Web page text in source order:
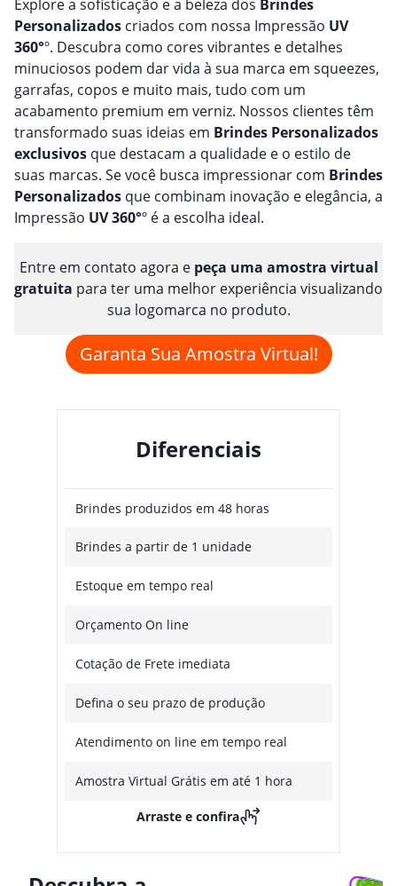
Explore a sofisticação e a beleza dos Brindes
Personalizados criados com nossa Impressão UV
360°º. Descubra como cores vibrantes e detalhes
minuciosos podem dar vida à sua marca em squeezes,
garrafas, copos e muito mais, tudo com um
acabamento premium em verniz. Nossos clientes têm
transformado suas ideias em Brindes Personalizados
exclusivos que destacam a qualidade e o estilo de
suas marcas. Se você busca impressionar com Brindes
Personalizados que combinam inovação e elegância, a
Impressão UV 360°º é a escolha ideal.
Entre em contato agora e peça uma amostra virtual
gratuita para ter uma melhor experiência visualizando
sua logomarca no produto.
Garanta Sua Amostra Virtual!
Diferenciais
Brindes produzidos em 48 horas
Brindes a partir de 1 unidade
Estoque em tempo real
Orçamento On line
Cotação de Frete imediata
Defina o seu prazo de produção
Atendimento on line em tempo real
Amostra Virtual Grátis em até 1 hora
Arraste e confira